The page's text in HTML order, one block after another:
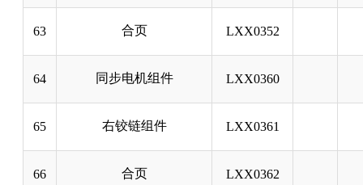
63 合页 LXX0352
64 同步电机组件 LXX0360
65 右铰链组件 LXX0361
66 合页 LXX0362